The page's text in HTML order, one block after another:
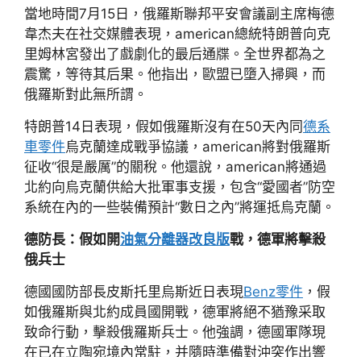
當地時間7月15日，俄羅斯聯邦平安會議副主席梅德
韋杰夫在社交媒體表現，american總統特朗普向克
里姆林宮發出了戲劇化的最后通牒。全世界都為之
震驚，等待其后果。他指出，歐盟已墮入掃興，而
俄羅斯對此無所謂。
特朗普14日表現，假如俄羅斯沒有在50天內同德系
車零件烏克蘭達成戰爭協議，american將對俄羅斯
征收“很是嚴厲”的關稅。他還說，american將通過
北約向烏克蘭供給大批軍事支援，包含“愛國者”防空
系統在內的一些裝備預計“數日之內”將運抵烏克蘭。
德防長：假如開油氣分離器改良版戰，德軍將擊殺
俄兵士
德國國防部長皮斯托里烏斯近日表現Benz零件 ，假
如俄羅斯與北約成員國開戰，德軍將絕不猶豫采取
致命行動，擊殺俄羅斯兵士。他強調，德國軍隊現
在已在立陶宛境內常駐，并隨時準備對沖突作出響